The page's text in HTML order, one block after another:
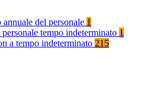
annuale del personale 1
personale tempo indeterminato 1
a tempo indeterminato 215